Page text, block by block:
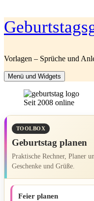
Zum
Inhalt
Vorlagen – Sprüche und
Menü und Widgets
Seit 2008 online
TOOLBOX
Geburtstag planen
Praktische Rechner, Planer
Geschenke und Grüße.
Feier planen